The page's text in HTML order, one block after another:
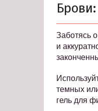
Заботясь
и
темных
гель для